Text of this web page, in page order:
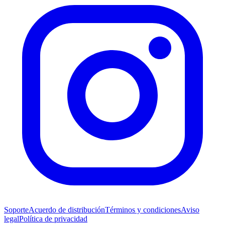
SoporteAcuerdo de distribuciónTérminos y condicionesAviso
legalPolítica de privacidad